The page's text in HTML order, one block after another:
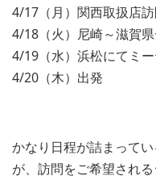
4/17（月）関西取扱店
4/18（火）尼崎～滋賀
4/19（水）浜松にてミ
4/20（木）出発
かなり日程が詰まって
が、訪問をご希望され